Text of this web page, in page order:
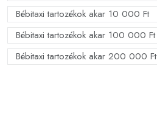
Bébitaxi tartozékok akar 10 000 Ft
Bébitaxi tartozékok akar 100 000 Ft
Bébitaxi tartozékok akar 200 000 Ft